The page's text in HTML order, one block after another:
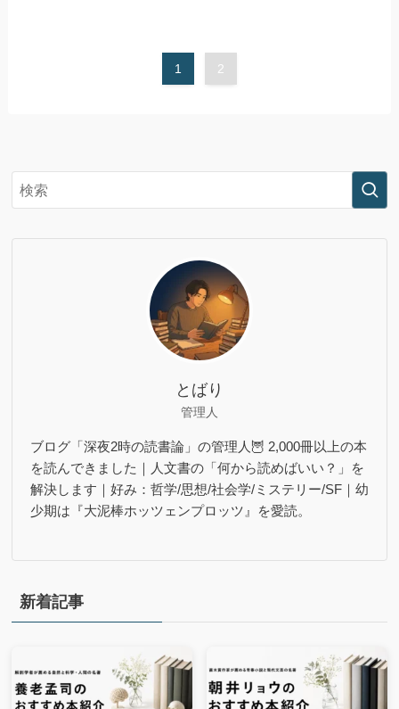
1 2
とばり
管理人
ブログ「深夜2時の読書論」の管理人🦉 2,000冊以上の本
を読んできました｜人文書の「何から読めばいい？」を
解決します｜好み：哲学/思想/社会学/ミステリー/SF｜幼
少期は『大泥棒ホッツェンプロッツ』を愛読。
新着記事